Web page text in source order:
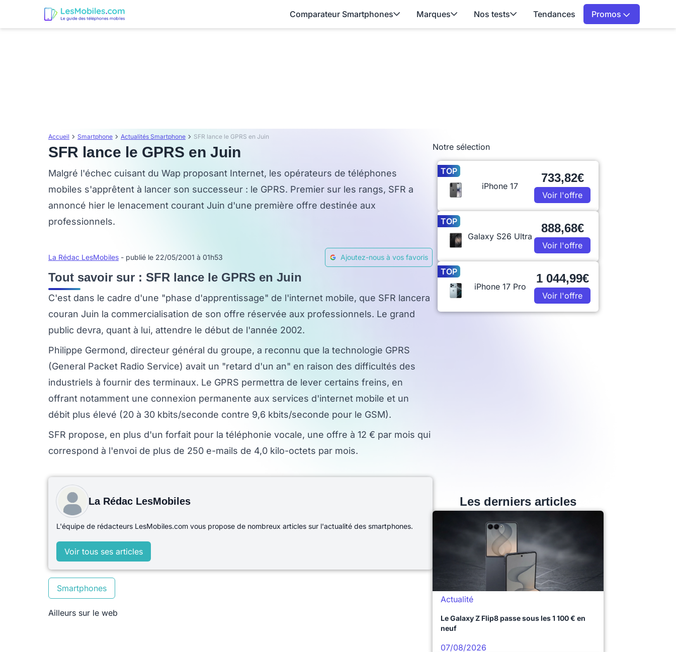
Comparateur Smartphones Marques Nos tests Tendances Promos
Accueil Smartphone Actualités Smartphone SFR lance le GPRS en Juin
SFR lance le GPRS en Juin
Malgré l'échec cuisant du Wap proposant Internet, les opérateurs de téléphones
mobiles s'apprêtent à lancer son successeur : le GPRS. Premier sur les rangs, SFR a
annoncé hier le lenacement courant Juin d'une première offre destinée aux
professionnels.
La Rédac LesMobiles - publié le 22/05/2001 à 01h53 Ajoutez-nous à vos favoris
Tout savoir sur : SFR lance le GPRS en Juin
C'est dans le cadre d'une "phase d'apprentissage" de l'internet mobile, que SFR lancera
couran Juin la commercialisation de son offre réservée aux professionnels. Le grand
public devra, quant à lui, attendre le début de l'année 2002.
Philippe Germond, directeur général du groupe, a reconnu que la technologie GPRS
(General Packet Radio Service) avait un "retard d'un an" en raison des difficultés des
industriels à fournir des terminaux. Le GPRS permettra de lever certains freins, en
offrant notamment une connexion permanente aux services d'internet mobile et un
débit plus élevé (20 à 30 kbits/seconde contre 9,6 kbits/seconde pour le GSM).
SFR propose, en plus d'un forfait pour la téléphonie vocale, une offre à 12 € par mois qui
correspond à l'envoi de plus de 250 e-mails de 4,0 kilo-octets par mois.
La Rédac LesMobiles
L'équipe de rédacteurs LesMobiles.com vous propose de nombreux articles sur l'actualité des smartphones.
Voir tous ses articles
Smartphones
Ailleurs sur le web
Notre sélection
TOP
iPhone 17
733,82€
Voir l'offre
TOP
Galaxy S26 Ultra
888,68€
Voir l'offre
TOP
iPhone 17 Pro
1 044,99€
Voir l'offre
Les derniers articles
Actualité
Le Galaxy Z Flip8 passe sous les 1 100 € en
neuf
07/08/2026